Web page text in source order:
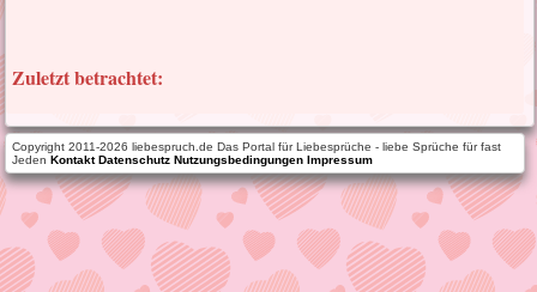
Zuletzt betrachtet:
Copyright 2011-2026 liebespruch.de Das Portal für Liebesprüche - liebe Sprüche für fast
JedenKontakt Datenschutz Nutzungsbedingungen Impressum